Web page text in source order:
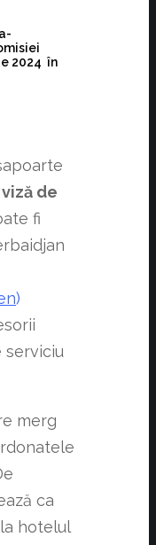
2024 în
de
fi
)
serviciu
merg
ca
hotelul